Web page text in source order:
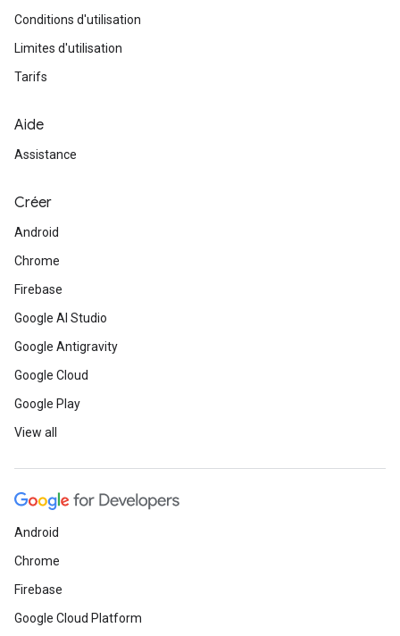
Conditions d'utilisation
Limites d'utilisation
Tarifs
Aide
Assistance
Créer
Android
Chrome
Firebase
Google AI Studio
Google Antigravity
Google Cloud
Google Play
View all
Android
Chrome
Firebase
Google Cloud Platform